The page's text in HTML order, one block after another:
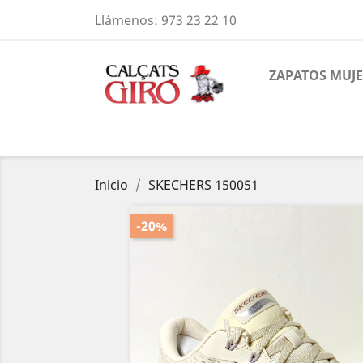
Llámenos: 973 23 22 10
ZAPATOS
Inicio SKECHERS 150051
-20%